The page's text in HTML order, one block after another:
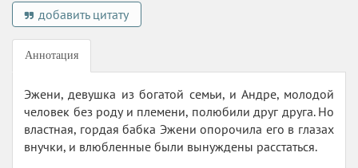
добавить цитату
Аннотация
Эжени, девушка из богатой семьи, и Андре, молодой
человек без роду и племени, полюбили друг друга. Но
властная, гордая бабка Эжени опорочила его в глазах
внучки, и влюбленные были вынуждены расстаться.